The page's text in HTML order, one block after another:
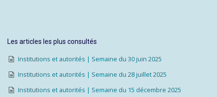
Les articles les plus consultés
Institutions et autorités | Semaine du 30 juin 2025
Institutions et autorités | Semaine du 28 juillet 2025
Institutions et autorités | Semaine du 15 décembre 2025